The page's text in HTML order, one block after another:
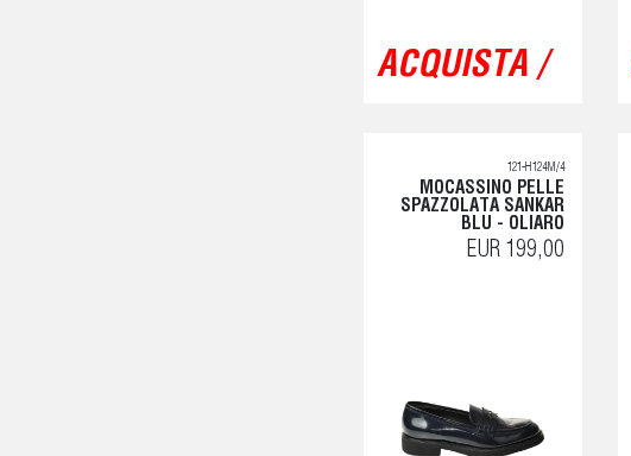
ACQUISTA /
121-H124M/4
MOCASSINO PELLE
SPAZZOLATA SANKAR
BLU - OLIARO
EUR 199,00